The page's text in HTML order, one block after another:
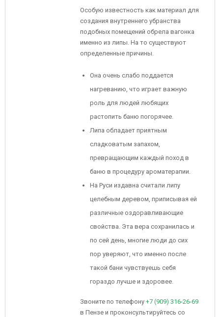
Особую известность как материал для
создания внутреннего убранства
подобных помещений обрела вагонка
именно из липы. На то существуют
определенные причины.
Она очень слабо поддается
нагреванию, что играет важную
роль для людей любящих
растопить баню погорячее.
Липа обладает приятным
сладковатым запахом,
превращающим каждый поход в
баню в процедуру ароматерапии.
На Руси издавна считали липу
целебным деревом, приписывая ей
различные оздоравливающие
свойства. Эта вера сохранилась и
по сей день, многие люди до сих
пор уверяют, что именно после
такой бани чувствуешь себя
гораздо лучше и здоровее.
Звоните по телефону +7 (909) 316-26-69
в Пензе и проконсультируйтесь со